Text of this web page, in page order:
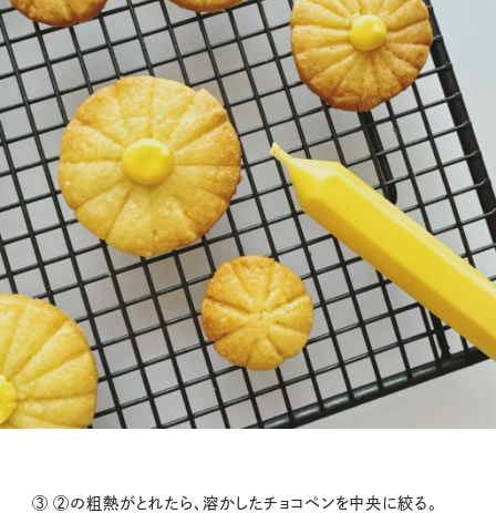
③ ②の粗熱がとれたら、溶かしたチョコペンを中央に絞る。